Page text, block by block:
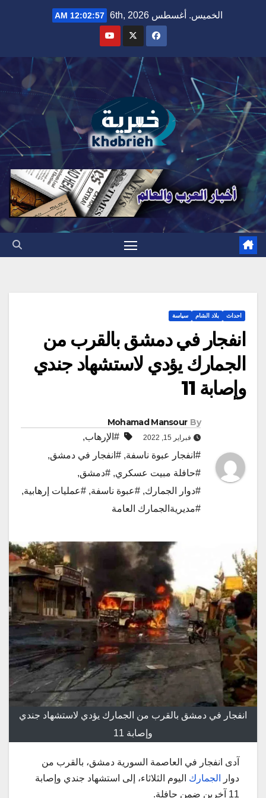
الخميس. أغسطس 6th, 2026 12:02:58 AM
احداث بلاد الشام سياسة
انفجار في دمشق بالقرب من
الجمارك يؤدي لاستشهاد جندي
وإصابة 11
By
Mohamad Mansour
فبراير 15, 2022 #الإرهاب,
#انفجار عبوة ناسفة, #انفجار في دمشق,
#حافلة مبيت عسكري, #دمشق,
#دوار الجمارك, #عبوة ناسفة, #عمليات إرهابية,
#مديريةالجمارك العامة
انفجار في دمشق بالقرب من الجمارك يؤدي لاستشهاد جندي
وإصابة 11
آدى انفجار في العاصمة السورية دمشق، بالقرب من
دوار
الجمارك اليوم الثلاثاء، إلى استشهاد جندي وإصابة
11 آخرين ضمن حافلة.